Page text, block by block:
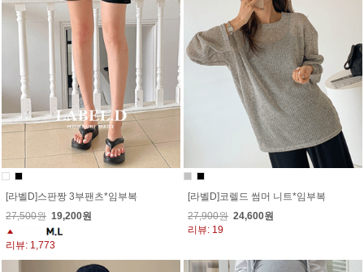
[라벨D]스판짱 3부팬츠*임부복
27,500원 19,200원
리뷰: 1,773
[라벨D]코렐드 썸머 니트*임부복
27,900원 24,600원
리뷰: 19